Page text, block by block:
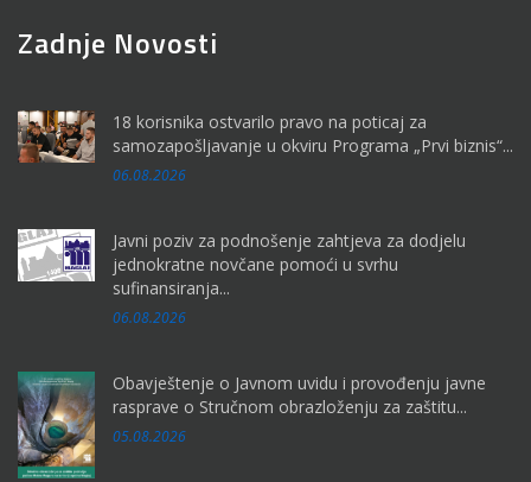
Zadnje Novosti
18 korisnika ostvarilo pravo na poticaj za
samozapošljavanje u okviru Programa „Prvi biznis“...
06.08.2026
Javni poziv za podnošenje zahtjeva za dodjelu
jednokratne novčane pomoći u svrhu
sufinansiranja...
06.08.2026
Obavještenje o Javnom uvidu i provođenju javne
rasprave o Stručnom obrazloženju za zaštitu...
05.08.2026